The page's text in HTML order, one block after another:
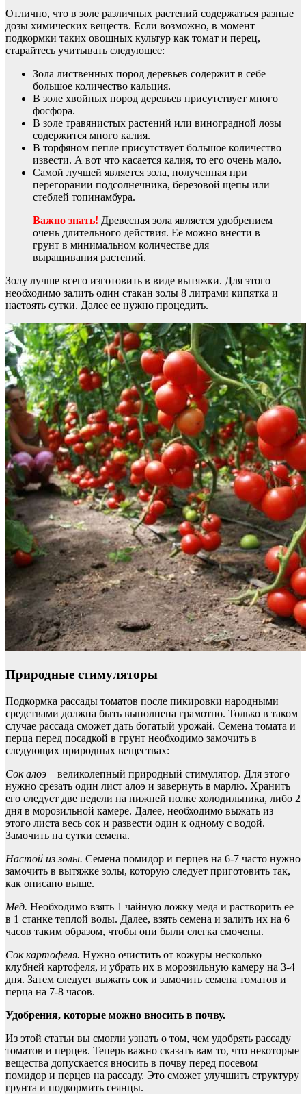
Отлично, что в золе различных растений содержаться разные
дозы химических веществ. Если возможно, в момент
подкормки таких овощных культур как томат и перец,
старайтесь учитывать следующее:
Зола лиственных пород деревьев содержит в себе
большое количество кальция.
В золе хвойных пород деревьев присутствует много
фосфора.
В золе травянистых растений или виноградной лозы
содержится много калия.
В торфяном пепле присутствует большое количество
извести. А вот что касается калия, то его очень мало.
Самой лучшей является зола, полученная при
перегорании подсолнечника, березовой щепы или
стеблей топинамбура.
Важно знать! Древесная зола является удобрением
очень длительного действия. Ее можно внести в
грунт в минимальном количестве для
выращивания растений.
Золу лучше всего изготовить в виде вытяжки. Для этого
необходимо залить один стакан золы 8 литрами кипятка и
настоять сутки. Далее ее нужно процедить.
Природные стимуляторы
Подкормка рассады томатов после пикировки народными
средствами должна быть выполнена грамотно. Только в таком
случае рассада сможет дать богатый урожай. Семена томата и
перца перед посадкой в грунт необходимо замочить в
следующих природных веществах:
Сок алоэ – великолепный природный стимулятор. Для этого
нужно срезать один лист алоэ и завернуть в марлю. Хранить
его следует две недели на нижней полке холодильника, либо 2
дня в морозильной камере. Далее, необходимо выжать из
этого листа весь сок и развести один к одному с водой.
Замочить на сутки семена.
Настой из золы. Семена помидор и перцев на 6-7 часто нужно
замочить в вытяжке золы, которую следует приготовить так,
как описано выше.
Мед. Необходимо взять 1 чайную ложку меда и растворить ее
в 1 станке теплой воды. Далее, взять семена и залить их на 6
часов таким образом, чтобы они были слегка смочены.
Сок картофеля. Нужно очистить от кожуры несколько
клубней картофеля, и убрать их в морозильную камеру на 3-4
дня. Затем следует выжать сок и замочить семена томатов и
перца на 7-8 часов.
Удобрения, которые можно вносить в почву.
Из этой статьи вы смогли узнать о том, чем удобрять рассаду
томатов и перцев. Теперь важно сказать вам то, что некоторые
вещества допускается вносить в почву перед посевом
помидор и перцев на рассаду. Это сможет улучшить структуру
грунта и подкормить сеянцы.